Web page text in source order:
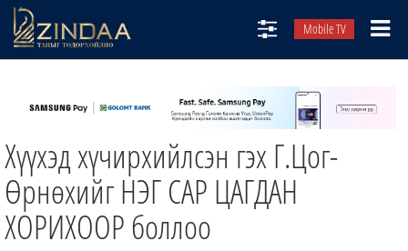
Mobile TV
ТВ8
ӨГЛӨӨНИЙ СОНИН
АУДИО ЗОХИОЛ
ЗИНДАА СЭТГҮҮЛ
Хүүхэд хүчирхийлсэн гэх Г.Цог-
Өрнөхийг НЭГ САР ЦАГДАН
ХОРИХООР боллоо